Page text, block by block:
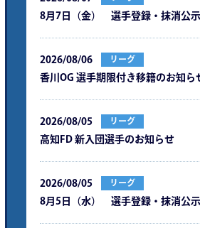
8月7日（金） 選手登録・抹消公示
2026/08/06 リーグ
⾹川OG 選⼿期限付き移籍のお知ら
2026/08/05 リーグ
⾼知FD 新⼊団選⼿のお知らせ
2026/08/05 リーグ
8月5日（水） 選手登録・抹消公示